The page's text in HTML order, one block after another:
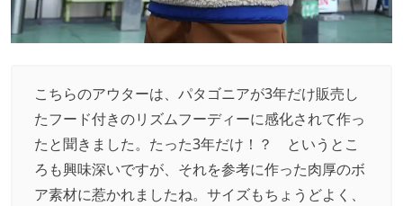
こちらのアウターは、パタゴニアが3年だけ販売し
たフード付きのリズムフーディーに感化されて作っ
たと聞きました。たった3年だけ！？ というとこ
ろも興味深いですが、それを参考に作った肉厚のボ
ア素材に惹かれましたね。サイズもちょうどよく、